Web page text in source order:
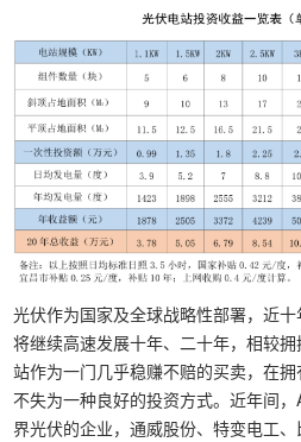
光伏作为国家及全球战略性部署，近
将继续高速发展十年、二十年，相较
站作为一门几乎稳赚不赔的买卖，在拥
不失为一种良好的投资方式。近年间
界光伏的企业，通威股份、特变电工